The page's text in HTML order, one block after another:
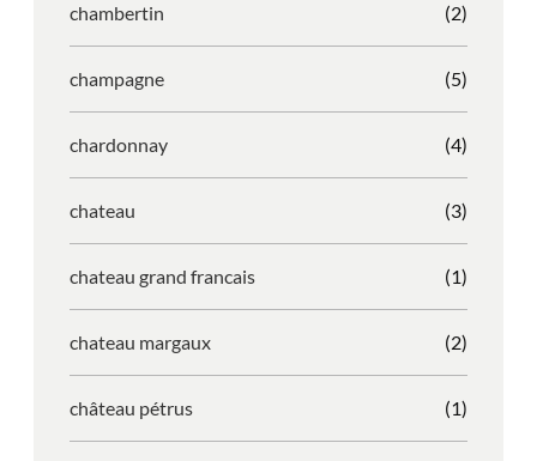
chambertin (2)
champagne (5)
chardonnay (4)
chateau (3)
chateau grand francais (1)
chateau margaux (2)
château pétrus (1)